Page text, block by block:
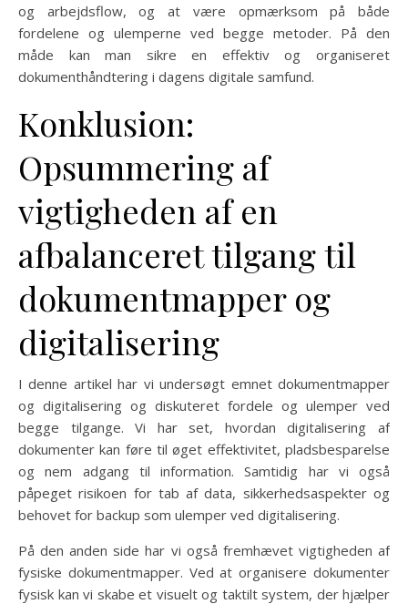
og arbejdsflow, og at være opmærksom på både
fordelene og ulemperne ved begge metoder. På den
måde kan man sikre en effektiv og organiseret
dokumenthåndtering i dagens digitale samfund.
Konklusion:
Opsummering af
vigtigheden af en
afbalanceret tilgang til
dokumentmapper og
digitalisering
I denne artikel har vi undersøgt emnet dokumentmapper
og digitalisering og diskuteret fordele og ulemper ved
begge tilgange. Vi har set, hvordan digitalisering af
dokumenter kan føre til øget effektivitet, pladsbesparelse
og nem adgang til information. Samtidig har vi også
påpeget risikoen for tab af data, sikkerhedsaspekter og
behovet for backup som ulemper ved digitalisering.
På den anden side har vi også fremhævet vigtigheden af
fysiske dokumentmapper. Ved at organisere dokumenter
fysisk kan vi skabe et visuelt og taktilt system, der hjælper